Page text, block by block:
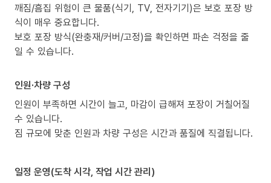
깨짐/흠집 위험이 큰 물품(식기, TV, 전자기기)은 보호 포장 방
식이 매우 중요합니다.
보호 포장 방식(완충재/커버/고정)을 확인하면 파손 걱정을 줄
일 수 있습니다.
인원·차량 구성
인원이 부족하면 시간이 늘고, 마감이 급해져 포장이 거칠어질
수 있습니다.
짐 규모에 맞춘 인원과 차량 구성은 시간과 품질에 직결됩니다.
일정 운영(도착 시각, 작업 시간 관리)